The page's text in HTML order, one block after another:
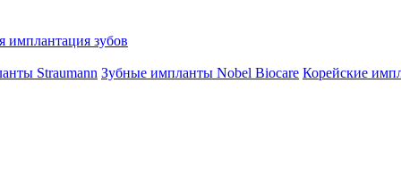
имплантация зубов
Straumann Зубные импланты Nobel Biocare Корейские